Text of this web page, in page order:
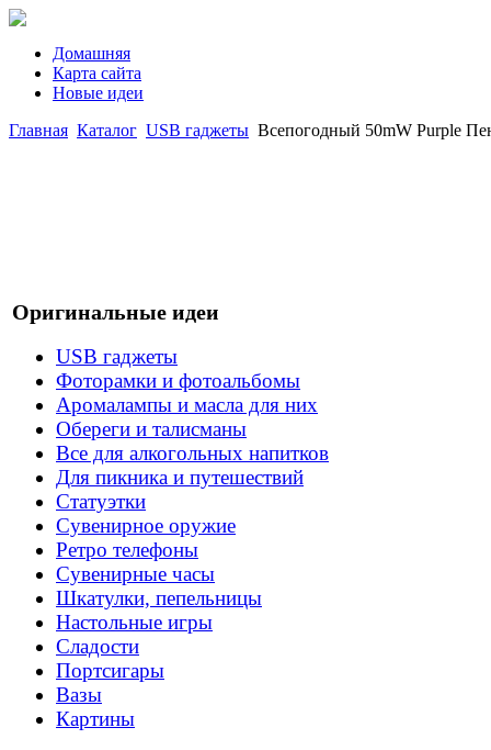
Домашняя
Карта сайта
Новые идеи
Главная Каталог USB гаджеты Всепогодный 50mW Purple
Оригинальные идеи
USB гаджеты
Фоторамки и фотоальбомы
Аромалампы и масла для них
Обереги и талисманы
Все для алкогольных напитков
Для пикника и путешествий
Статуэтки
Сувенирное оружие
Ретро телефоны
Сувенирные часы
Шкатулки, пепельницы
Настольные игры
Сладости
Портсигары
Вазы
Картины